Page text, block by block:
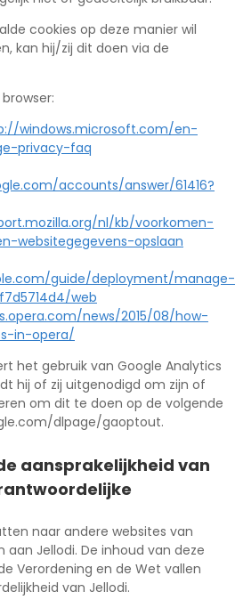
cookies op deze manier wil
kan hij/zij dit doen via de
windows.microsoft.com/en-
privacy-faq
accounts/answer/61416?
nl/kb/voorkomen-
websitegegevens-opslaan
guide/deployment/manage-
web
news/2015/08/how-
in-opera/
het gebruik van Google Analytics
hij of zij uitgenodigd om zijn of
om dit te doen op de volgende
dlpage/gaoptout.
aansprakelijkheid van
naar andere websites van
aan Jellodi. De inhoud van deze
Verordening en de Wet vallen
van Jellodi.